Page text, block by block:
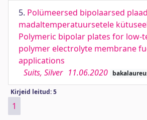
5. Polümeersed bipolaarsed
madaltemperatuursetele
Polymeric bipolar plates for low-
polymer electrolyte membrane
applications
Suits, Silver 11.06.2020
Kirjeid leitud: 5
1